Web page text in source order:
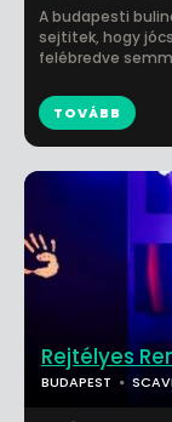
A budapesti
sejtitek, hogy
felébredve
TOVÁBB
Rejtélyes
BUDAPEST